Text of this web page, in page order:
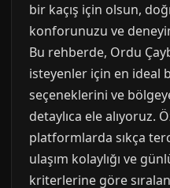
bir kaçış için olsun,
konforunuzu ve
Bu rehberde, Ordu
isteyenler için en ideal
seçeneklerini ve
detaylıca ele alıyoruz.
platformlarda sıkça
ulaşım kolaylığı ve
kriterlerine göre